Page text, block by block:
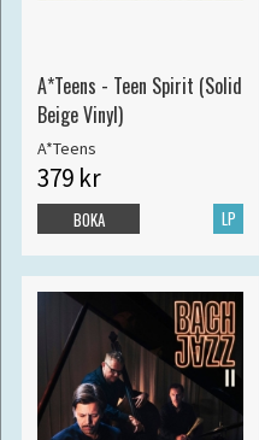
A*Teens - Teen Spirit (Solid
Beige Vinyl)
A*Teens
379 kr
LP
BOKA